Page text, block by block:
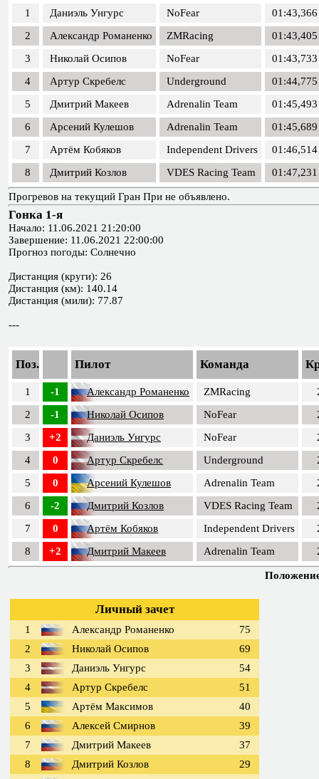
1 Даниэль Унгурс NoFear
01:43,366
2
Александр Романенко ZMRacing
01:43,405
3
Николай Осипов NoFear
01:43,733
4
Артур Скребелс Underground
01:44,775
5
Дмитрий Макеев Adrenalin Team
01:45,493
6
Арсений Кулешов Adrenalin Team
01:45,689
7
Артём Кобяков Independent Drivers
01:46,514
8
Дмитрий Козлов VDES Racing Team 01:47,231
Прогревов на текущий Гран При не объявлено.
Гонка 1-я
Начало: 11.06.2021 21:20:00
Завершение: 11.06.2021 22:00:00
Прогноз погоды: Солнечно
Дистанция (круги): 26
Дистанция (км): 140.14
Дистанция (мили): 77.87
---
Поз. Пилот Команда
1 -1 Александр Романенко ZMRacing
2
-1 Николай Осипов NoFear
3
+2 Даниэль Унгурс NoFear
4
0 Артур Скребелс Underground
5
0 Арсений Кулешов Adrenalin Team
6
-2 Дмитрий Козлов VDES Racing Team
7
0 Артём Кобяков Independent Drivers
8
+2 Дмитрий Макеев Adrenalin Team
Положение
Личный зачет
1 Александр Романенко
75
2
Николай Осипов
69
3
Даниэль Унгурс
54
4
Артур Скребелс
51
5
Артём Максимов
40
6
Алексей Смирнов
39
7
Дмитрий Макеев
37
8
Дмитрий Козлов
29